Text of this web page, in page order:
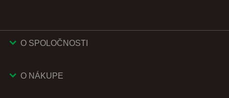
O SPOLOČNOSTI
O NÁKUPE